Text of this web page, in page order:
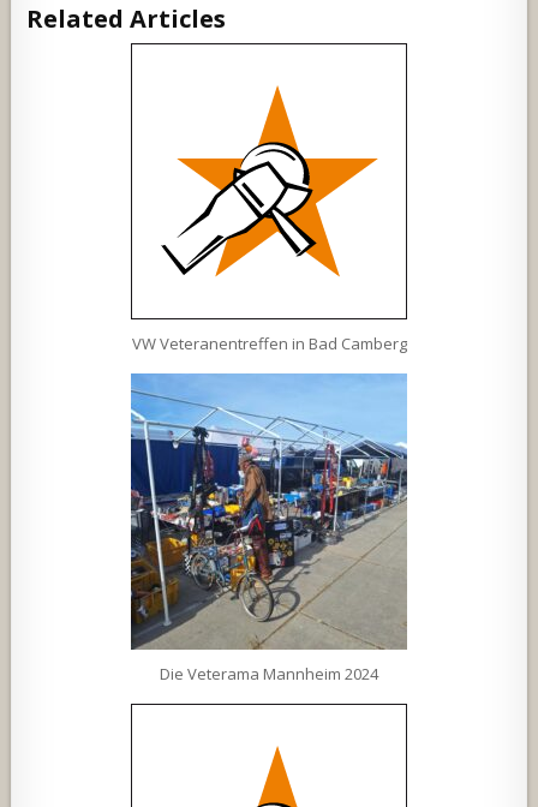
Related Articles
VW Veteranentreffen in Bad Camberg
Die Veterama Mannheim 2024